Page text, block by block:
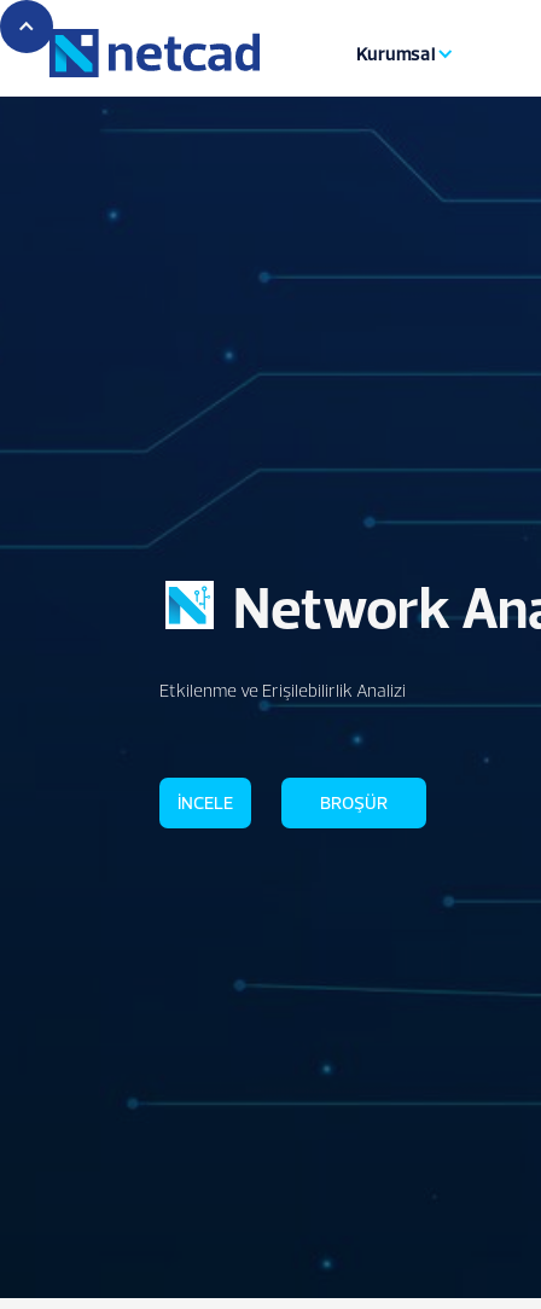
Kurumsal
Network
Etkilenme ve Erişilebilirlik Analizi
İNCELE BROŞÜR